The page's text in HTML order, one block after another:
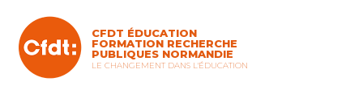
content
CFDT ÉDUCATION
FORMATION RECHERCHE
PUBLIQUES NORMANDIE
LE CHANGEMENT DANS L'ÉDUCATION